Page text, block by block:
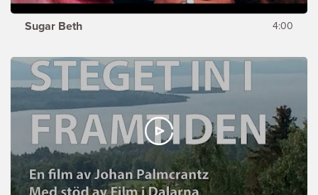
Sugar Beth 4:00